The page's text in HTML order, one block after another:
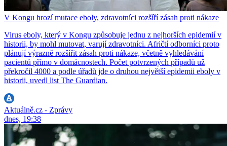
V Kongu hrozí mutace eboly, zdravotníci rozšíří zásah proti nákaze
Virus eboly, který v Kongu způsobuje jednu z nejhorších epidemií v
historii, by mohl mutovat, varují zdravotníci. Afričtí odborníci proto
plánují výrazně rozšířit zásah proti nákaze, včetně vyhledávání
pacientů přímo v domácnostech. Počet potvrzených případů už
překročil 4000 a podle úřadů jde o druhou největší epidemii eboly v
historii, uvedl list The Guardian.
Aktuálně.cz - Zprávy
dnes, 19:38